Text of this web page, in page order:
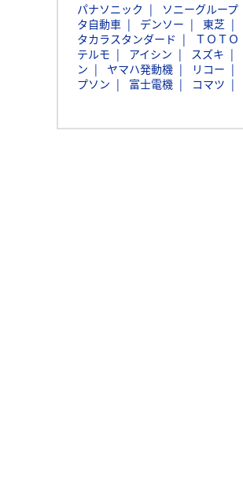
パナソニック ソニーグループ
タ自動車
デンソー 東芝
タカラスタンダード
ＴＯＴＯ
テルモ
アイシン スズキ
ン
ヤマハ発動機 リコー
プソン
富士電機 コマツ